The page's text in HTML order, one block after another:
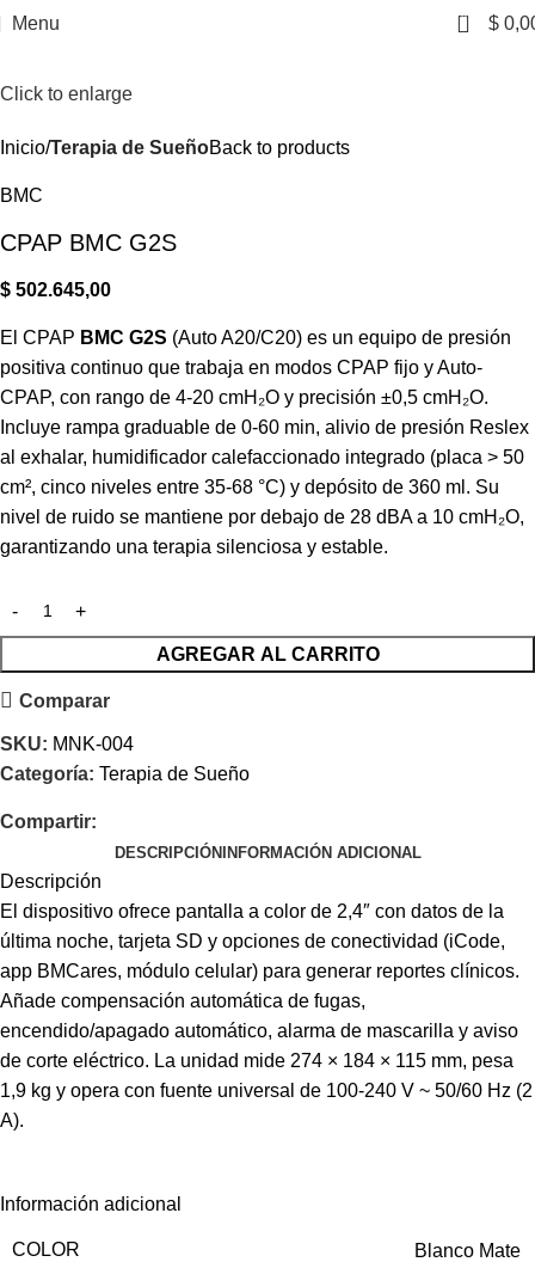
Menu 0 $
Click to enlarge
Inicio Terapia de SueñoBack to products
BMC
CPAP BMC G2S
$ 502.645,00
El CPAP BMC G2S (Auto A20/C20) es un equipo de presión
positiva continuo que trabaja en modos CPAP fijo y Auto-
CPAP, con rango de 4-20 cmH₂O y precisión ±0,5 cmH₂O.
Incluye rampa graduable de 0-60 min, alivio de presión Reslex
al exhalar, humidificador calefaccionado integrado (placa > 50
cm², cinco niveles entre 35-68 °C) y depósito de 360 ml. Su
nivel de ruido se mantiene por debajo de 28 dBA a 10 cmH₂O,
garantizando una terapia silenciosa y estable.
AGREGAR AL CARRITO
Comparar
SKU: MNK-004
Categoría: Terapia de Sueño
Compartir:
DESCRIPCIÓN INFORMACIÓN ADICIONAL
Descripción
El dispositivo ofrece pantalla a color de 2,4″ con datos de la
última noche, tarjeta SD y opciones de conectividad (iCode,
app BMCares, módulo celular) para generar reportes clínicos.
Añade compensación automática de fugas,
encendido/apagado automático, alarma de mascarilla y aviso
de corte eléctrico. La unidad mide 274 × 184 × 115 mm, pesa
1,9 kg y opera con fuente universal de 100-240 V ~ 50/60 Hz (2
A).
Información adicional
COLOR Blanco Mate